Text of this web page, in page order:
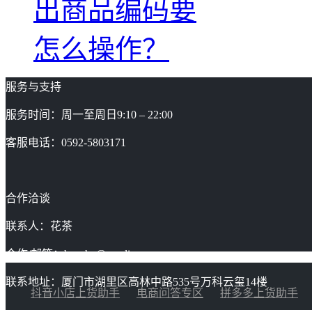
出商品编码要
怎么操作？
服务与支持
服务时间：周一至周日9:10 – 22:00
客服电话：0592-5803171
合作洽谈
联系人：花茶
合作/邮箱：huacha@gaoding.com
联系地址：厦门市湖里区高林中路535号万科云玺14楼
抖音小店上货助手
电商问答专区 拼多多上货助手